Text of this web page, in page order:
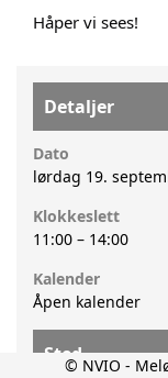
Håper vi sees!
Detaljer
Dato
lørdag 19.
Klokkeslett
11:00 – 14:00
Kalender
Åpen kalender
Sted© NVIO -